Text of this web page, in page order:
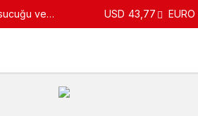
USD 43,77 EURO